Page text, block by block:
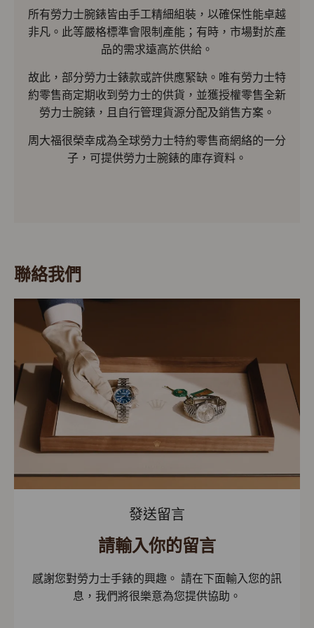
所有勞力士腕錶皆由手工精細組裝，以確保性能卓越
非凡。此等嚴格標準會限制產能；有時，市場對於產
品的需求遠高於供給。
故此，部分勞力士錶款或許供應緊缺。唯有勞力士特
約零售商定期收到勞力士的供貨，並獲授權零售全新
勞力士腕錶，且自行管理貨源分配及銷售方案。
周大福很榮幸成為全球勞力士特約零售商網絡的一分
子，可提供勞力士腕錶的庫存資料。
聯絡我們
發送留言
請輸入你的留言
感謝您對勞力士手錶的興趣。 請在下面輸入您的訊
息，我們將很樂意為您提供協助。